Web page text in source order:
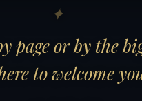
page or by the
to welcome